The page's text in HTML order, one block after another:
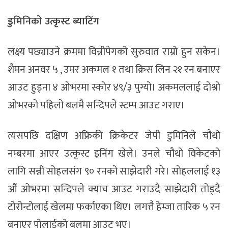
डुमिनिको उत्कृस्ट ब्याटिंग
लक्ष्य पछ्याउने क्रममा विन्नीपेगको सुरुवात राम्रो हुन सकेन।
शैमन अनवर ५ , उमर अकमल १ तथा क्रिस लिन २१ रन बनाएर
आउट हुड्ना ४ ओभरमा स्कोर ४९/३ पुग्यो। अकमललाई दोश्रो
ओभरको पहिलो बलमै सन्दिपले स्टम्प आउट गराए।
त्यसपछि दक्षिण अफ्रिकी क्रिकेटर जेपी डुमिनिले चौथो
नम्बरमा आएर उत्कृस्ट इनिंग खेले। उनले चौथो विकेटको
लागि सन्नी सोहलसंग ९० रनको साझेदारी गरे। सोहललाई १३
औं ओभरमा सन्दिपले क्याच आउट गराउदै साझेदारी तोड्दै
टोरोन्टोलाई खेलमा फर्काएका थिए। लगत्तै हेम्जा तारिक ५ रन
बनाएर पोलार्डको बलमा आउट भए।